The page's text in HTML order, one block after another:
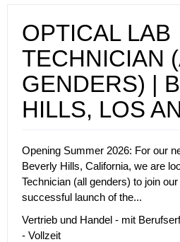
OPTICAL LAB
TECHNICIAN
GENDERS) |
HILLS, LOS
Opening Summer 2026: For our
Beverly Hills, California, we are
Technician (all genders) to join
successful launch of the...
Vertrieb und Handel - mit
- Vollzeit